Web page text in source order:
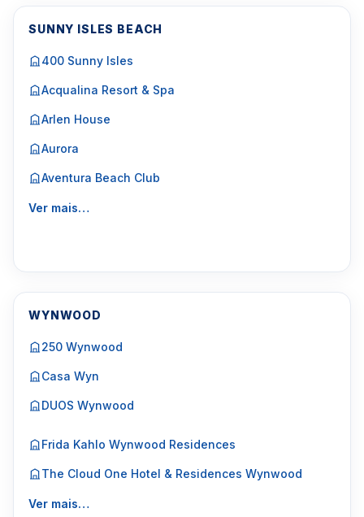
SUNNY ISLES BEACH
400 Sunny Isles
Acqualina Resort & Spa
Arlen House
Aurora
Aventura Beach Club
Ver mais…
WYNWOOD
250 Wynwood
Casa Wyn
DUOS Wynwood
Frida Kahlo Wynwood Residences
The Cloud One Hotel & Residences Wynwood
Ver mais…